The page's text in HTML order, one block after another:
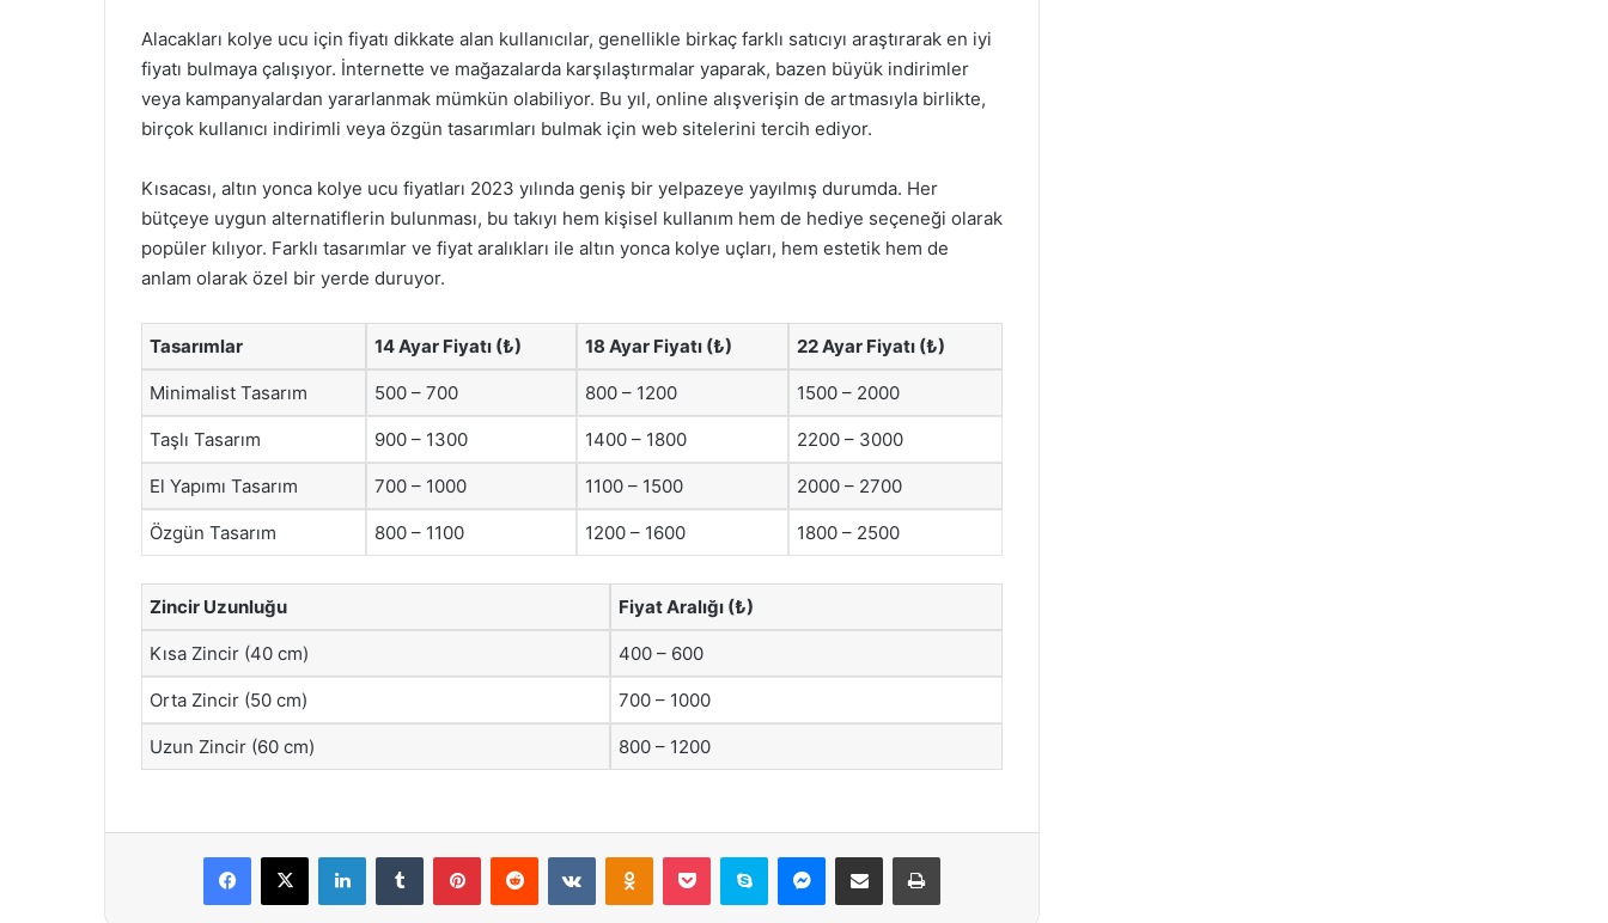
Alacakları kolye ucu için fiyatı dikkate alan kullanıcılar, genellikle birkaç farklı satıcıyı araştırarak en iyi
fiyatı bulmaya çalışıyor. İnternette ve mağazalarda karşılaştırmalar yaparak, bazen büyük indirimler
veya kampanyalardan yararlanmak mümkün olabiliyor. Bu yıl, online alışverişin de artmasıyla birlikte,
birçok kullanıcı indirimli veya özgün tasarımları bulmak için web sitelerini tercih ediyor.
Kısacası, altın yonca kolye ucu fiyatları 2023 yılında geniş bir yelpazeye yayılmış durumda. Her
bütçeye uygun alternatiflerin bulunması, bu takıyı hem kişisel kullanım hem de hediye seçeneği olarak
popüler kılıyor. Farklı tasarımlar ve fiyat aralıkları ile altın yonca kolye uçları, hem estetik hem de
anlam olarak özel bir yerde duruyor.
Tasarımlar 14 Ayar Fiyatı (₺) 18 Ayar Fiyatı (₺) 22 Ayar Fiyatı (₺)
Minimalist Tasarım 500 – 700 800 – 1200 1500 – 2000
Taşlı Tasarım 900 – 1300 1400 – 1800 2200 – 3000
El Yapımı Tasarım 700 – 1000 1100 – 1500 2000 – 2700
Özgün Tasarım 800 – 1100 1200 – 1600 1800 – 2500
Zincir Uzunluğu Fiyat Aralığı (₺)
Kısa Zincir (40 cm) 400 – 600
Orta Zincir (50 cm) 700 – 1000
Uzun Zincir (60 cm) 800 – 1200
Facebook
X LinkedInTumblr PinterestReddit VKontakteOdnoklassniki
Pocket Skype Messenger
E-Posta ile paylaş Yazdır